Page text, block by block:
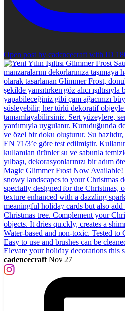
Open post by cadencecraft with ID
cadencecraft Nov 27